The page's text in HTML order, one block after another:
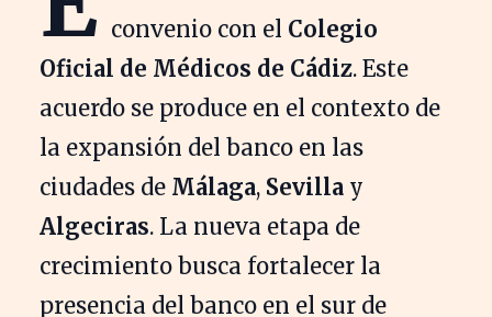
convenio con el Colegio
Oficial de Médicos de Cádiz. Este
acuerdo se produce en el contexto de
la expansión del banco en las
ciudades de Málaga, Sevilla y
Algeciras. La nueva etapa de
crecimiento busca fortalecer la
presencia del banco en el sur de